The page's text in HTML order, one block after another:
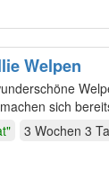
Welpen
machen
3 Wochen 3